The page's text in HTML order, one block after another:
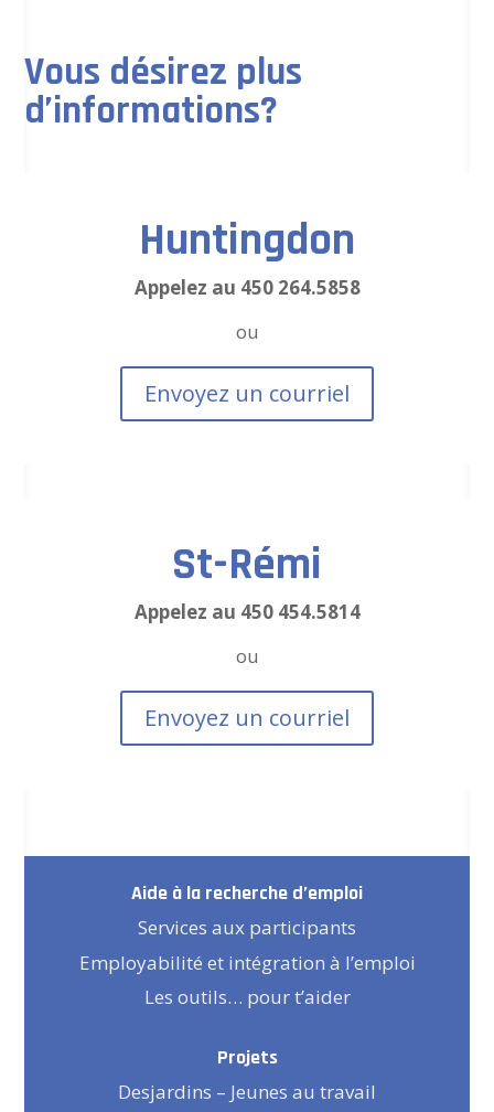
Vous désirez plus
d’informations?
Huntingdon
Appelez au 450 264.5858
ou
Envoyez un courriel
St-Rémi
Appelez au 450 454.5814
ou
Envoyez un courriel
Aide à la recherche d’emploi
Services aux participants
Employabilité et intégration à l’emploi
Les outils… pour t’aider
Projets
Desjardins – Jeunes au travail